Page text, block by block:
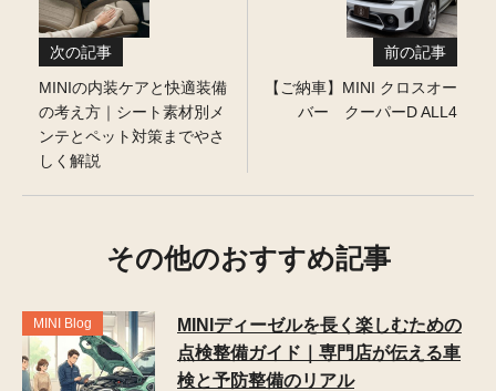
次の記事
MINIの内装ケアと快適装備
の考え方｜シート素材別メ
ンテとペット対策までやさ
しく解説
前の記事
【ご納車】MINI クロスオー
バー クーパーD ALL4
その他のおすすめ記事
MINI Blog
MINIディーゼルを長く楽しむための
点検整備ガイド｜専門店が伝える車
検と予防整備のリアル